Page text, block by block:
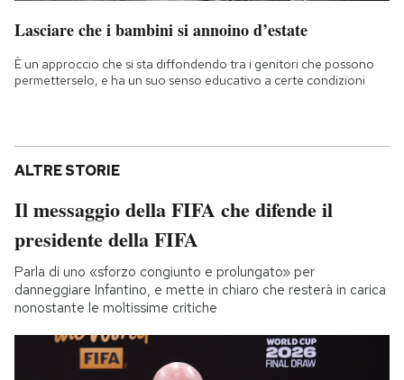
Lasciare che i bambini si annoino d’estate
È un approccio che si sta diffondendo tra i genitori che possono
permetterselo, e ha un suo senso educativo a certe condizioni
ALTRE STORIE
Il messaggio della FIFA che difende il
presidente della FIFA
Parla di uno «sforzo congiunto e prolungato» per
danneggiare Infantino, e mette in chiaro che resterà in carica
nonostante le moltissime critiche